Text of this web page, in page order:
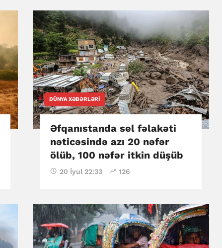
DÜNYA XƏBƏRLƏRI
Əfqanıstanda sel fəlakəti
nəticəsində azı 20 nəfər
ölüb, 100 nəfər itkin düşüb
20 İyul 22:33 126